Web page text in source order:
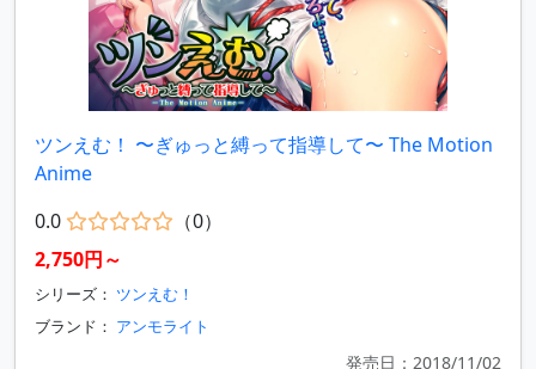
ツンえむ！ 〜ぎゅっと縛って指導して〜 The Motion
Anime
0.0
（0）
2,750円～
シリーズ： ツンえむ！
ブランド： アンモライト
発売日：2018/11/02